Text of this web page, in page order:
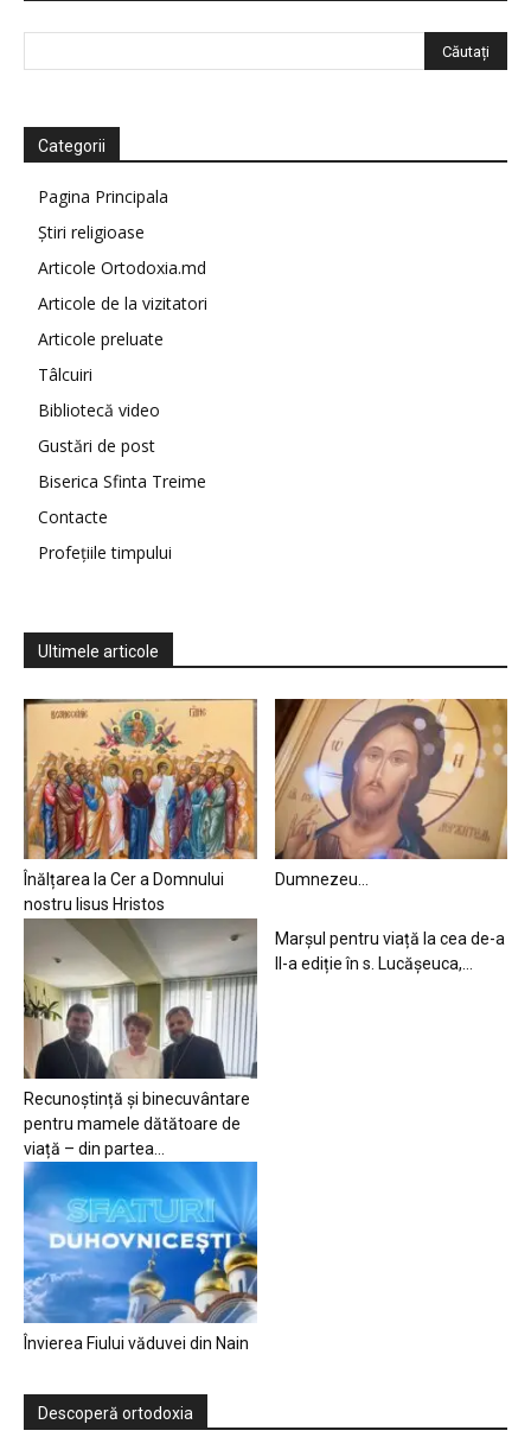
Categorii
Pagina Principala
Știri religioase
Articole Ortodoxia.md
Articole de la vizitatori
Articole preluate
Tâlcuiri
Bibliotecă video
Gustări de post
Biserica Sfinta Treime
Contacte
Profețiile timpului
Ultimele articole
Înălțarea la Cer a Domnului
nostru Iisus Hristos
Dumnezeu…
Recunoștință și binecuvântare
pentru mamele dătătoare de
viață – din partea...
Marșul pentru viață la cea de-a
II-a ediție în s. Lucășeuca,...
Învierea Fiului văduvei din Nain
Descoperă ortodoxia